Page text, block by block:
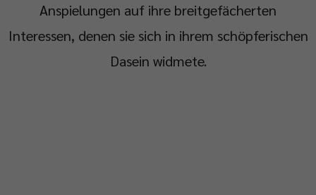
Anspielungen auf ihre breitgefächerten
Interessen, denen sie sich in ihrem schöpferischen
Dasein widmete.